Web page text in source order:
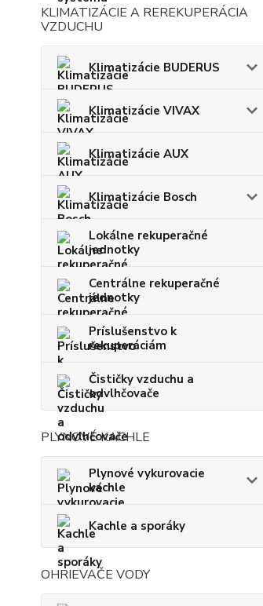
KLIMATIZÁCIE A REREKUPERÁCIA
VZDUCHU
Klimatizácie BUDERUS
Klimatizácie VIVAX
Klimatizácie AUX
Klimatizácie Bosch
Lokálne rekuperačné
jednotky
Centrálne rekuperačné
jednotky
Príslušenstvo k
rekuperáciám
Čističky vzduchu a
odvlhčovače
PLYNOVÉ KACHLE
Plynové vykurovacie
kachle
Kachle a sporáky
OHRIEVAČE VODY